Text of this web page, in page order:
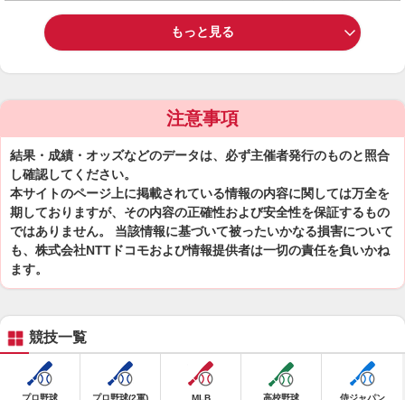
もっと見る
注意事項
結果・成績・オッズなどのデータは、必ず主催者発行のものと照合
し確認してください。
本サイトのページ上に掲載されている情報の内容に関しては万全を
期しておりますが、その内容の正確性および安全性を保証するもの
ではありません。 当該情報に基づいて被ったいかなる損害について
も、株式会社NTTドコモおよび情報提供者は一切の責任を負いかね
ます。
競技一覧
プロ野球 プロ野球(2軍) MLB 高校野球 侍ジャパン